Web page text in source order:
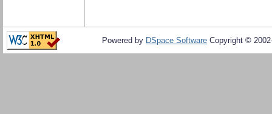
Powered by DSpace Software Copyright ©